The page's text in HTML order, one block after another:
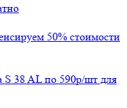
50% стоимости
38 AL по 590р/шт для